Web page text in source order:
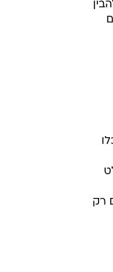
רק